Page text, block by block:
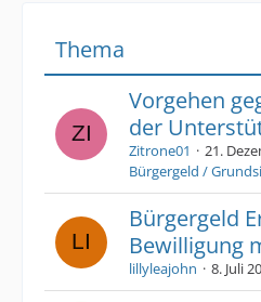
Thema
Vorgehen
der
Zitrone01
21.
Bürgergeld /
Bürgergeld
Bewilligung
lillyleajohn 8. Juli